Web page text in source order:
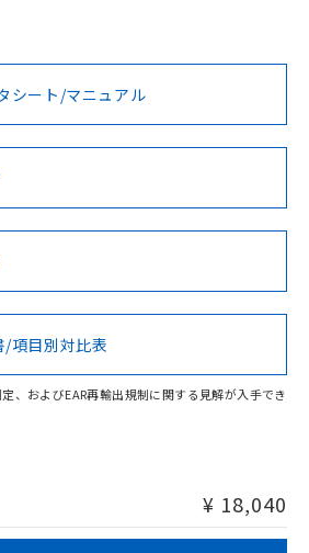
利用いただく前に、以下を必ずお読
・凡例
Cd Cr(VI)
在する可能性があります。
型式承認
ルウェー
BV型式承認
（フランス
KR型式
（韓国
No No
の製品の規格認証/適合状況ページへ
こちらのページからご検索ください
シート/マニュアル
/項目別対比表
、およびEAR再輸出規制に関する見解が入手でき
¥ 18,040